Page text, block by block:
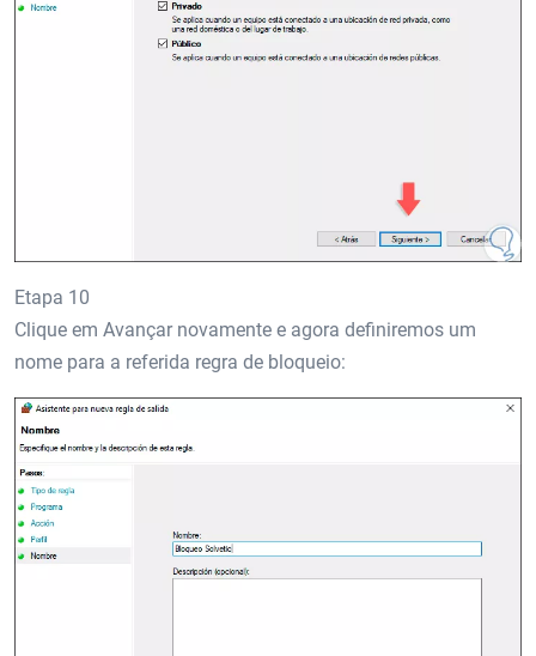
Etapa 10
Clique em Avançar novamente e agora definiremos um
nome para a referida regra de bloqueio: